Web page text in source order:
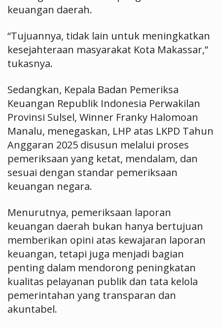
keuangan daerah.
“Tujuannya, tidak lain untuk meningkatkan
kesejahteraan masyarakat Kota Makassar,”
tukasnya.
Sedangkan, Kepala Badan Pemeriksa
Keuangan Republik Indonesia Perwakilan
Provinsi Sulsel, Winner Franky Halomoan
Manalu, menegaskan, LHP atas LKPD Tahun
Anggaran 2025 disusun melalui proses
pemeriksaan yang ketat, mendalam, dan
sesuai dengan standar pemeriksaan
keuangan negara.
Menurutnya, pemeriksaan laporan
keuangan daerah bukan hanya bertujuan
memberikan opini atas kewajaran laporan
keuangan, tetapi juga menjadi bagian
penting dalam mendorong peningkatan
kualitas pelayanan publik dan tata kelola
pemerintahan yang transparan dan
akuntabel.